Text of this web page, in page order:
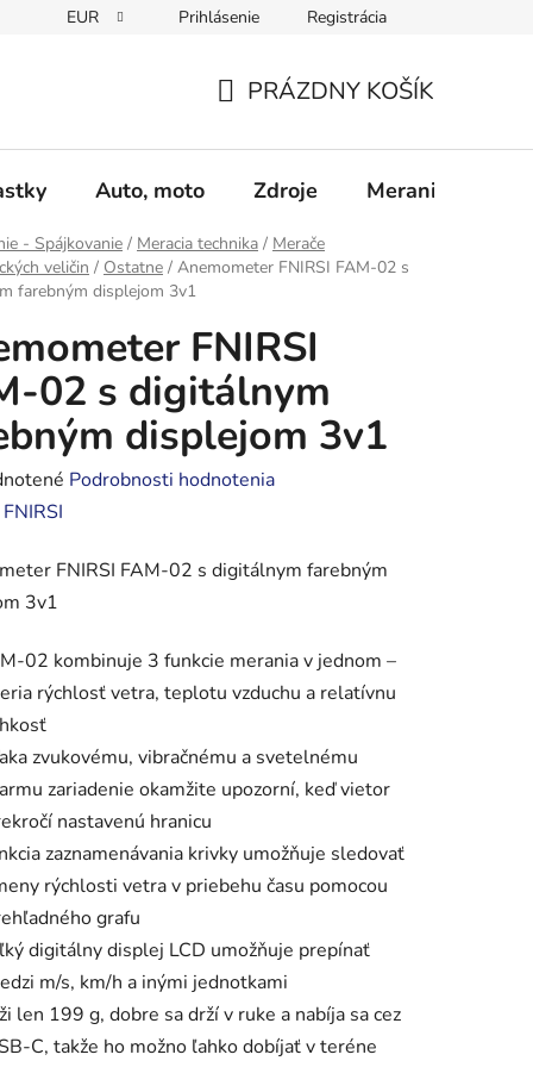
Obchodné podmienky Podmienky ochrany osobných údajov
EUR Prihlásenie Registrácia
KOŠÍK
PRÁZDNY KOŠÍK
Auto, moto Zdroje Meranie -
- Spájkovanie / Meracia technika / Merače
veličin / Ostatne / Anemometer FNIRSI FAM-02 s
farebným displejom 3v1
FNIRSI
02 s digitálnym
displejom 3v1
Podrobnosti hodnotenia
FNIRSI
FNIRSI FAM-02 s digitálnym farebným
3v1
02 kombinuje 3 funkcie merania v jednom –
rýchlosť vetra, teplotu vzduchu a relatívnu
zvukovému, vibračnému a svetelnému
zariadenie okamžite upozorní, keď vietor
nastavenú hranicu
zaznamenávania krivky umožňuje sledovať
rýchlosti vetra v priebehu času pomocou
grafu
digitálny displej LCD umožňuje prepínať
m/s, km/h a inými jednotkami
len 199 g, dobre sa drží v ruke a nabíja sa cez
C, takže ho možno ľahko dobíjať v teréne